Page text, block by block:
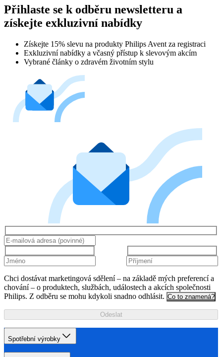
Přihlaste se k odběru newsletteru a
získejte exkluzivní nabídky
Získejte 15% slevu na produkty Philips Avent za registraci
Exkluzivní nabídky a včasný přístup k slevovým akcím
Vybrané články o zdravém životním stylu
Chci dostávat marketingová sdělení – na základě mých preferencí a
chování – o produktech, službách, událostech a akcích společnosti
Philips. Z odběru se mohu kdykoli snadno odhlásit. Co to znamená?
Odeslat
Spotřební výrobky